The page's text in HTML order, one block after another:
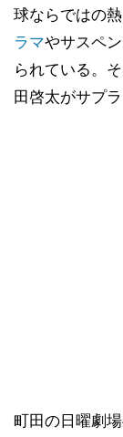
球ならではの
ラマやサスペ
られている。
田啓太がサプ
町田の日曜劇